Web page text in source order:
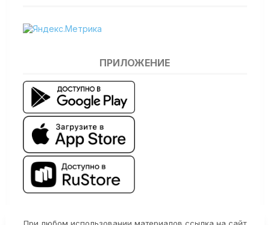
ПРИЛОЖЕНИЕ